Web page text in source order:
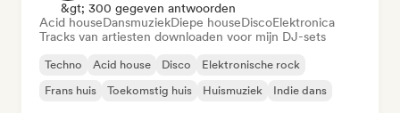
&gt; 300 gegeven antwoorden
Acid houseDansmuziekDiepe houseDiscoElektronica
Tracks van artiesten downloaden voor mijn DJ-sets
Techno Acid house Disco
Elektronische rock
Frans huis
Toekomstig huis Huismuziek Indie dans